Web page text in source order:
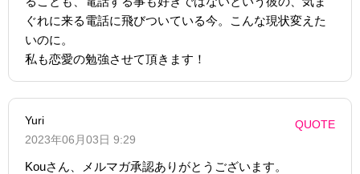
ぐれに来る電話に飛びついている今。こんな現状変えた
いのに。
私も恋愛の勉強させて頂きます！
Yuri
2023年06月03日 9:29
QUOTE
Kouさん、メルマガ承認ありがとうございます。